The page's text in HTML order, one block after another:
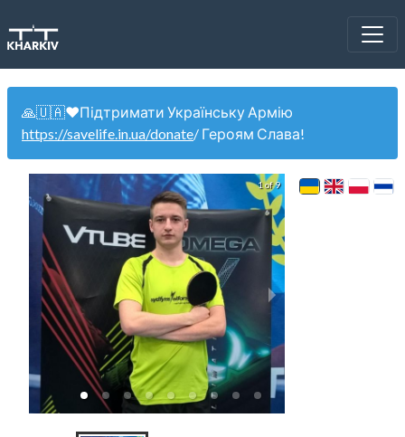
🙏🇺🇦❤️Підтримати Українську Армію
https://savelife.in.ua/donate/ Героям Слава!
1 of 9